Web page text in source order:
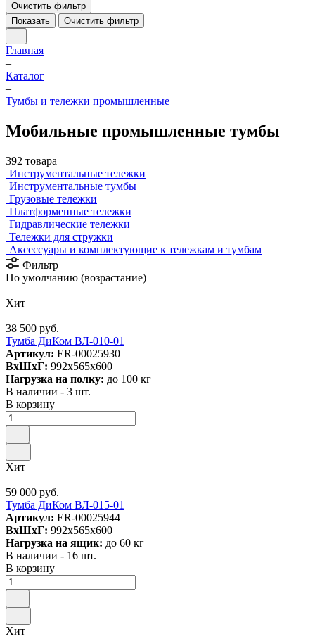
Очистить фильтр
Показать
Очистить фильтр
Главная
–
Каталог
–
Тумбы и тележки промышленные
Мобильные промышленные тумбы
392 товара
Инструментальные тележки
Инструментальные тумбы
Грузовые тележки
Платформенные тележки
Гидравлические тележки
Тележки для стружки
Аксесcуары и комплектующие к тележкам и тумбам
Фильтр
По умолчанию (возрастание)
Хит
38 500 руб.
Тумба ДиКом ВЛ-010-01
Артикул: ER-00025930
ВxШxГ: 992x565x600
Нагрузка на полку: до 100 кг
В наличии - 3 шт.
В корзину
Хит
59 000 руб.
Тумба ДиКом ВЛ-015-01
Артикул: ER-00025944
ВxШxГ: 992x565x600
Нагрузка на ящик: до 60 кг
В наличии - 16 шт.
В корзину
Хит